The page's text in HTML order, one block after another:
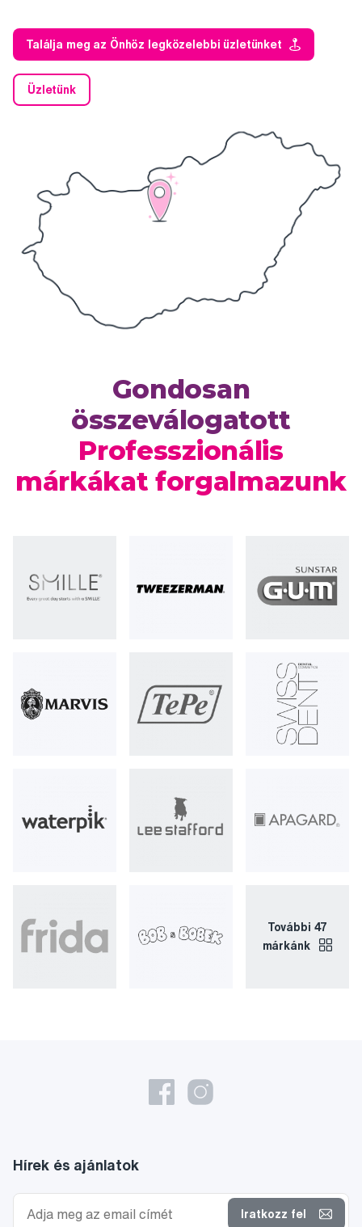
Találja meg az Önhöz legközelebbi üzletünket
Üzletünk
Gondosan
összeválogatott
Professzionális
márkákat forgalmazunk
További 47
márkánk
Hírek és ajánlatok
Iratkozz fel